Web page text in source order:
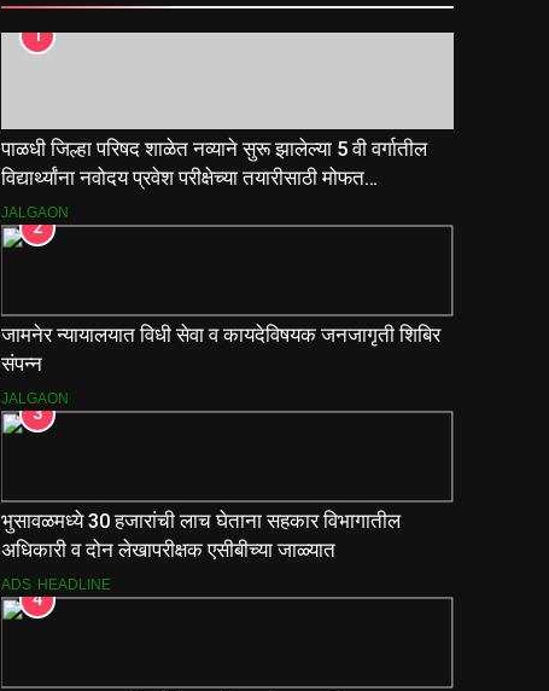
1
पाळधी जिल्हा परिषद शाळेत नव्याने सुरू झालेल्या 5 वी वर्गातील
विद्यार्थ्यांना नवोदय प्रवेश परीक्षेच्या तयारीसाठी मोफत
मार्गदर्शिकांचे वाटप.
JALGAON
2
जामनेर न्यायालयात विधी सेवा व कायदेविषयक जनजागृती शिबिर
संपन्न
JALGAON
3
भुसावळमध्ये 30 हजारांची लाच घेताना सहकार विभागातील
अधिकारी व दोन लेखापरीक्षक एसीबीच्या जाळ्यात
ADS HEADLINE
4